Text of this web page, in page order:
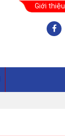
Giới thiệu